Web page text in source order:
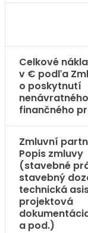
Celkové
v € podľa
o poskytnutí
nenávratného
finančného
Zmluvní
Popis zmluvy
(stavebné
stavebný
technická
projektová
a pod.)